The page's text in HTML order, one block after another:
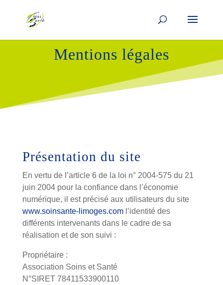
Mentions légales
Présentation du site
En vertu de l’article 6 de la loi n° 2004-575 du 21
juin 2004 pour la confiance dans l’économie
numérique, il est précisé aux utilisateurs du site
www.soinsante-limoges.com l’identité des
différents intervenants dans le cadre de sa
réalisation et de son suivi :
Propriétaire :
Association Soins et Santé
N°SIRET 78411533900110